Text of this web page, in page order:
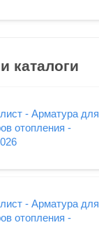
каталоги
- Арматура для
отопления -
- Арматура для
отопления -